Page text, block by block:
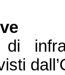
dall’